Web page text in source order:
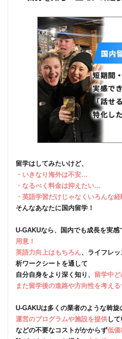
留学はしてみたいけど、
・いきなり海外は不安…
・なるべく料金は抑えたい…
・英語学習だけじゃなくいろんな
そんなあなたに国内留学！
U-GAKUなら、国内でも成長を実感
用意！
英語力向上はもちろん、ライフレ
析ワークシートを通して
自分自身をより深く知り、 留学中ど
また留学後の進路や方向性を考える
U-GAKUは多くの業者のような斡旋
運営のプログラムや施設を提供し
などの不要なコストがかからず低価